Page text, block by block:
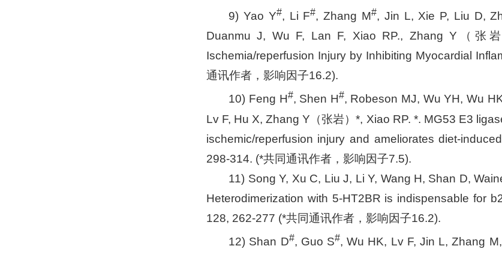
9) Yao Y#, Li F#, Zhang M#, Jin L, Xie P, Liu D,
Duanmu J, Wu F, Lan F, Xiao RP., Zhang Y（张岩
Ischemia/reperfusion Injury by Inhibiting Myocardial
通讯作者，影响因子16.2).
10) Feng H#, Shen H#, Robeson MJ, Wu YH, Wu
Lv F, Hu X, Zhang Y（张岩）*, Xiao RP. *. MG53 E3
ischemic/reperfusion injury and ameliorates diet-
298-314. (*共同通讯作者，影响因子7.5).
11) Song Y, Xu C, Liu J, Li Y, Wang H, Shan D,
Heterodimerization with 5-HT2BR is indispensable for
128, 262-277 (*共同通讯作者，影响因子16.2).
12) Shan D#, Guo S#, Wu HK, Lv F, Jin L, Zhang